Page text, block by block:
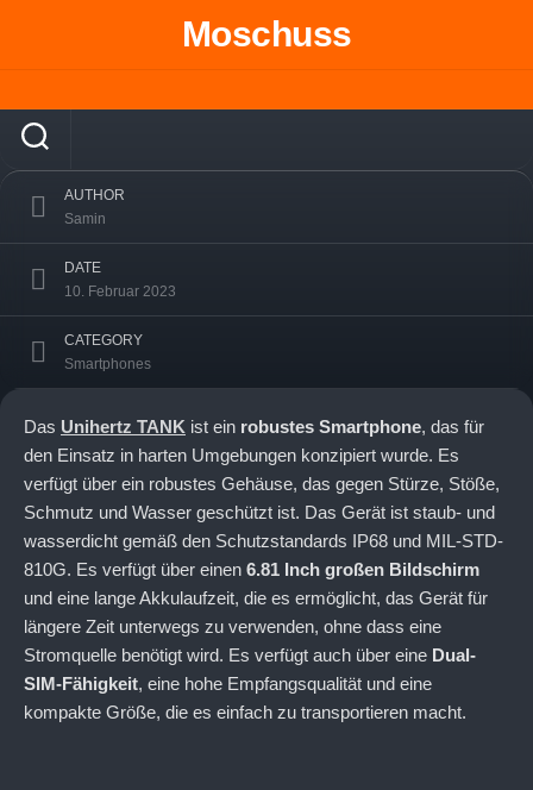
Moschuss
AUTHOR
Samin
DATE
10. Februar 2023
CATEGORY
Smartphones
Das Unihertz TANK ist ein robustes Smartphone, das für
den Einsatz in harten Umgebungen konzipiert wurde. Es
verfügt über ein robustes Gehäuse, das gegen Stürze, Stöße,
Schmutz und Wasser geschützt ist. Das Gerät ist staub- und
wasserdicht gemäß den Schutzstandards IP68 und MIL-STD-
810G. Es verfügt über einen 6.81 Inch großen Bildschirm
und eine lange Akkulaufzeit, die es ermöglicht, das Gerät für
längere Zeit unterwegs zu verwenden, ohne dass eine
Stromquelle benötigt wird. Es verfügt auch über eine Dual-
SIM-Fähigkeit, eine hohe Empfangsqualität und eine
kompakte Größe, die es einfach zu transportieren macht.